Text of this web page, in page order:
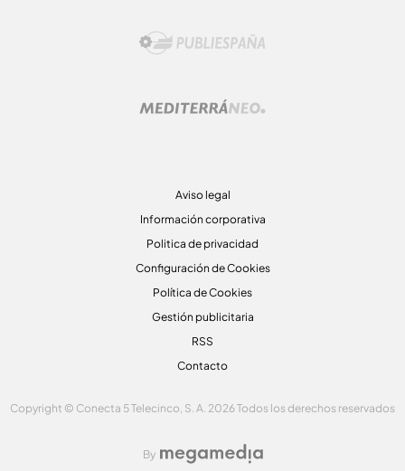
Aviso legal
Información corporativa
Politica de privacidad
Configuración de Cookies
Política de Cookies
Gestión publicitaria
RSS
Contacto
Copyright © Conecta 5 Telecinco, S. A. 2026 Todos los derechos reservados
By